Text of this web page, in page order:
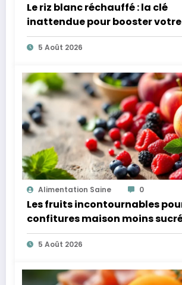
Le riz blanc réchauffé : la clé
inattendue pour booster votre
microbiote
5 Août 2026
Alimentation Saine 0
Les fruits incontournables
confitures maison moins
plus légères
5 Août 2026